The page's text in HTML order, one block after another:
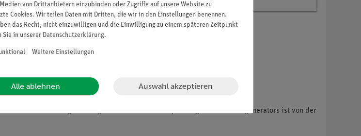
mechanische Energie erzeugen kann. Die Thermospannung eines Thermogenerators ist von der
von Drittanbietern einzubinden oder Zugriffe auf unsere Website zu
Cookies. Wir teilen Daten mit Dritten, die wir in den Einstellungen benennen.
das Recht, nicht einzuwilligen und die Einwilligung zu einem späteren Zeitpunkt
Sie in unserer Daten­schutz­erklärung.
Weitere Einstellungen
Alle ablehnen Auswahl akzeptieren